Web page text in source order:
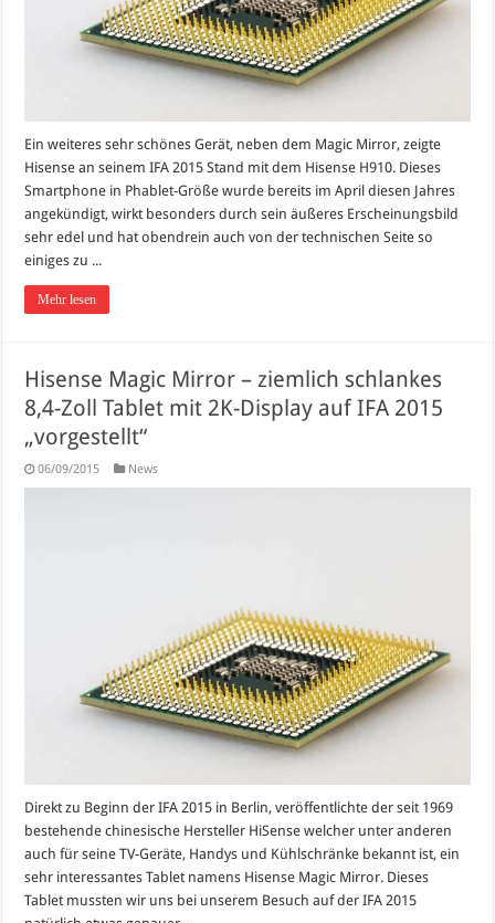
Ein weiteres sehr schönes Gerät, neben dem Magic Mirror, zeigte
Hisense an seinem IFA 2015 Stand mit dem Hisense H910. Dieses
Smartphone in Phablet-Größe wurde bereits im April diesen Jahres
angekündigt, wirkt besonders durch sein äußeres Erscheinungsbild
sehr edel und hat obendrein auch von der technischen Seite so
einiges zu ...
Mehr lesen
Hisense Magic Mirror – ziemlich schlankes
8,4-Zoll Tablet mit 2K-Display auf IFA 2015
„vorgestellt“
06/09/2015 News
Direkt zu Beginn der IFA 2015 in Berlin, veröffentlichte der seit 1969
bestehende chinesische Hersteller HiSense welcher unter anderen
auch für seine TV-Geräte, Handys und Kühlschränke bekannt ist, ein
sehr interessantes Tablet namens Hisense Magic Mirror. Dieses
Tablet mussten wir uns bei unserem Besuch auf der IFA 2015